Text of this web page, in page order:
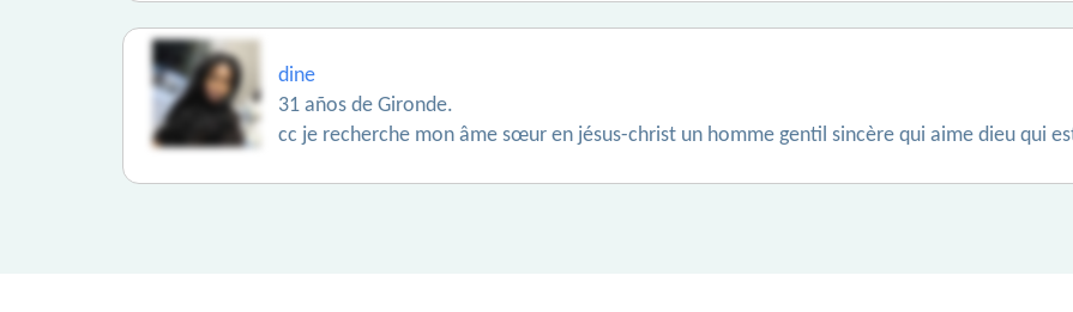
dine
31 años de Gironde.
cc je recherche mon âme sœur en jésus-christ un homme gentil sincère qui aime dieu qui